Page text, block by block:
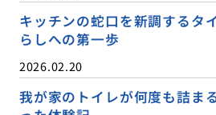
キッチンの蛇口を新調するタ
らしへの第一歩
2026.02.20
我が家のトイレが何度も詰ま